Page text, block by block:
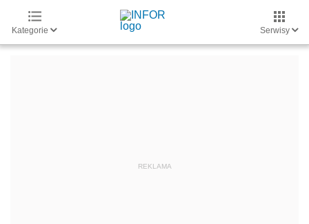
Kategorie Serwisy